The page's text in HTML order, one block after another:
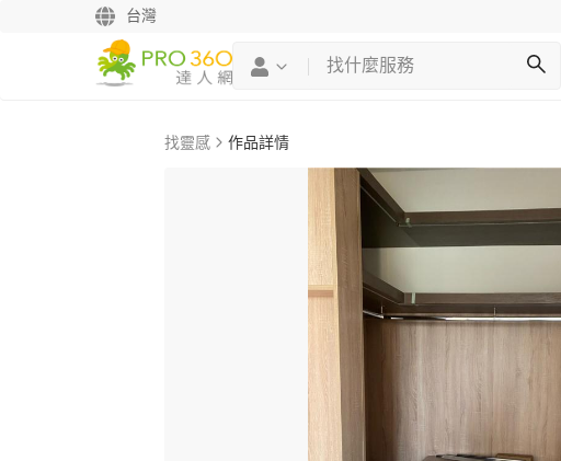
台灣
找靈感 作品詳情